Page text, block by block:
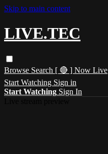
Skip to main content
LIVE.TEC
Browse Search [ 🔴 ] Now Live
Start Watching Sign in
Start Watching Sign In